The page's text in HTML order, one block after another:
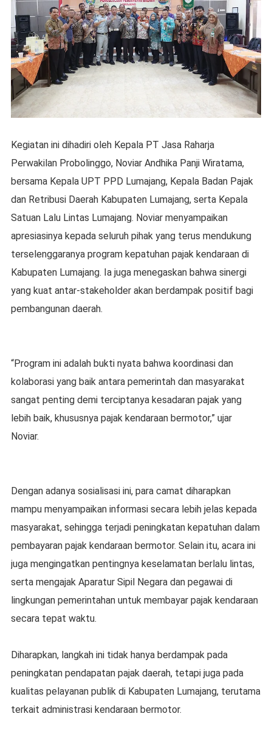
Kegiatan ini dihadiri oleh Kepala PT Jasa Raharja
Perwakilan Probolinggo, Noviar Andhika Panji Wiratama,
bersama Kepala UPT PPD Lumajang, Kepala Badan Pajak
dan Retribusi Daerah Kabupaten Lumajang, serta Kepala
Satuan Lalu Lintas Lumajang. Noviar menyampaikan
apresiasinya kepada seluruh pihak yang terus mendukung
terselenggaranya program kepatuhan pajak kendaraan di
Kabupaten Lumajang. Ia juga menegaskan bahwa sinergi
yang kuat antar-stakeholder akan berdampak positif bagi
pembangunan daerah.
“Program ini adalah bukti nyata bahwa koordinasi dan
kolaborasi yang baik antara pemerintah dan masyarakat
sangat penting demi terciptanya kesadaran pajak yang
lebih baik, khususnya pajak kendaraan bermotor,” ujar
Noviar.
Dengan adanya sosialisasi ini, para camat diharapkan
mampu menyampaikan informasi secara lebih jelas kepada
masyarakat, sehingga terjadi peningkatan kepatuhan dalam
pembayaran pajak kendaraan bermotor. Selain itu, acara ini
juga mengingatkan pentingnya keselamatan berlalu lintas,
serta mengajak Aparatur Sipil Negara dan pegawai di
lingkungan pemerintahan untuk membayar pajak kendaraan
secara tepat waktu.
Diharapkan, langkah ini tidak hanya berdampak pada
peningkatan pendapatan pajak daerah, tetapi juga pada
kualitas pelayanan publik di Kabupaten Lumajang, terutama
terkait administrasi kendaraan bermotor.